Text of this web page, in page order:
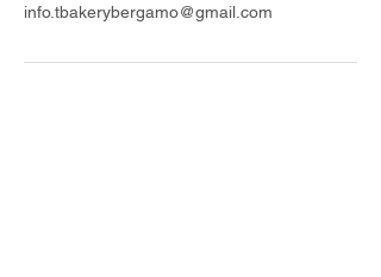
info.tbakerybergamo@gmail.com